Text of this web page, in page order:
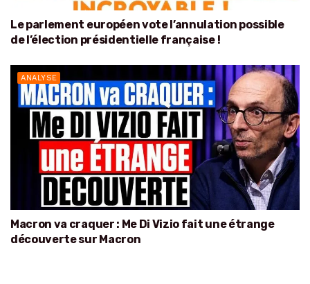
Le parlement européen vote l’annulation possible
de l’élection présidentielle française !
ANALYSE
Macron va craquer : Me Di Vizio fait une étrange
découverte sur Macron